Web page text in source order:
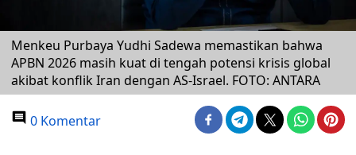
Menkeu Purbaya Yudhi Sadewa memastikan bahwa
APBN 2026 masih kuat di tengah potensi krisis global
akibat konflik Iran dengan AS-Israel. FOTO: ANTARA
0 Komentar